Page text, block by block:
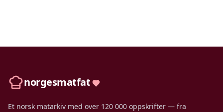
norgesmatfat
Et norsk matarkiv med over 120 000 oppskrifter — fra